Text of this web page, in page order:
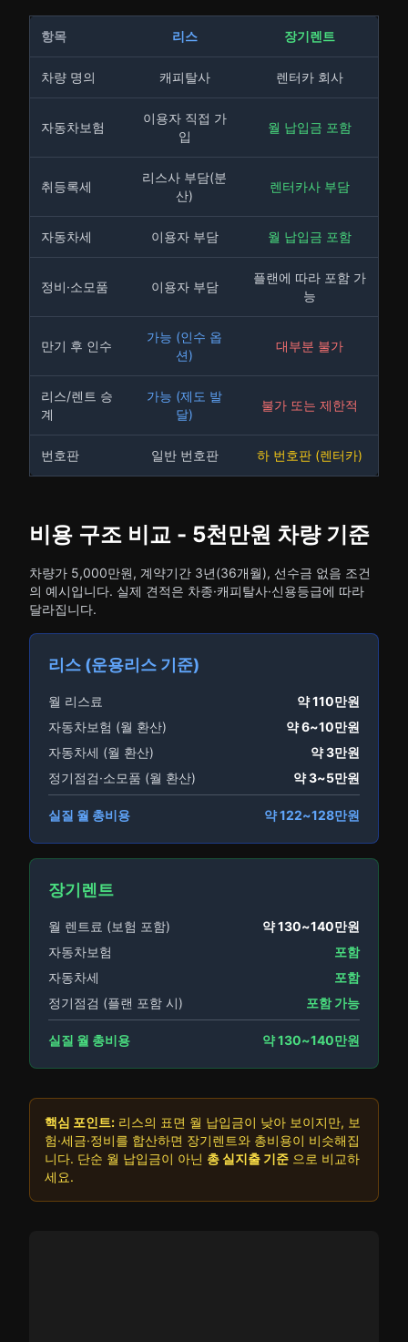
항목 리스 장기렌트
차량 명의 캐피탈사 렌터카 회사
자동차보험
이용자 직접 가
입
월 납입금 포함
취등록세
리스사 부담(분
산)
렌터카사 부담
자동차세 이용자 부담 월 납입금 포함
정비·소모품 이용자 부담
플랜에 따라 포함 가
능
만기 후 인수
가능 (인수 옵
션)
대부분 불가
리스/렌트 승
계
가능 (제도 발
달)
불가 또는 제한적
번호판 일반 번호판 하 번호판 (렌터카)
비용 구조 비교 - 5천만원 차량 기준
차량가 5,000만원, 계약기간 3년(36개월), 선수금 없음 조건
의 예시입니다. 실제 견적은 차종·캐피탈사·신용등급에 따라
달라집니다.
리스 (운용리스 기준)
월 리스료
약 110만원
자동차보험 (월 환산)
약 6~10만원
자동차세 (월 환산)
약 3만원
정기점검·소모품 (월 환산)
약 3~5만원
실질 월 총비용 약 122~128만원
장기렌트
월 렌트료 (보험 포함)
약 130~140만원
자동차보험
포함
자동차세
포함
정기점검 (플랜 포함 시)
포함 가능
실질 월 총비용 약 130~140만원
핵심 포인트: 리스의 표면 월 납입금이 낮아 보이지만, 보
험·세금·정비를 합산하면 장기렌트와 총비용이 비슷해집
니다. 단순 월 납입금이 아닌 총 실지출 기준 으로 비교하
세요.